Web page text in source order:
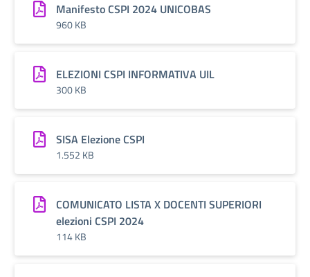
Manifesto CSPI 2024 UNICOBAS
960 KB
ELEZIONI CSPI INFORMATIVA UIL
300 KB
SISA Elezione CSPI
1.552 KB
COMUNICATO LISTA X DOCENTI SUPERIORI
elezioni CSPI 2024
114 KB